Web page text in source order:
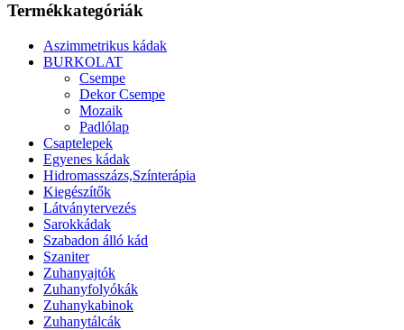
termékoldalon
Termékkategóriák
Aszimmetrikus kádak
BURKOLAT
Csempe
Dekor Csempe
Mozaik
Padlólap
Csaptelepek
Egyenes kádak
Hidromasszázs,Színterápia
Kiegészítők
Látványtervezés
Sarokkádak
Szabadon álló kád
Szaniter
Zuhanyajtók
Zuhanyfolyókák
Zuhanykabinok
Zuhanytálcák